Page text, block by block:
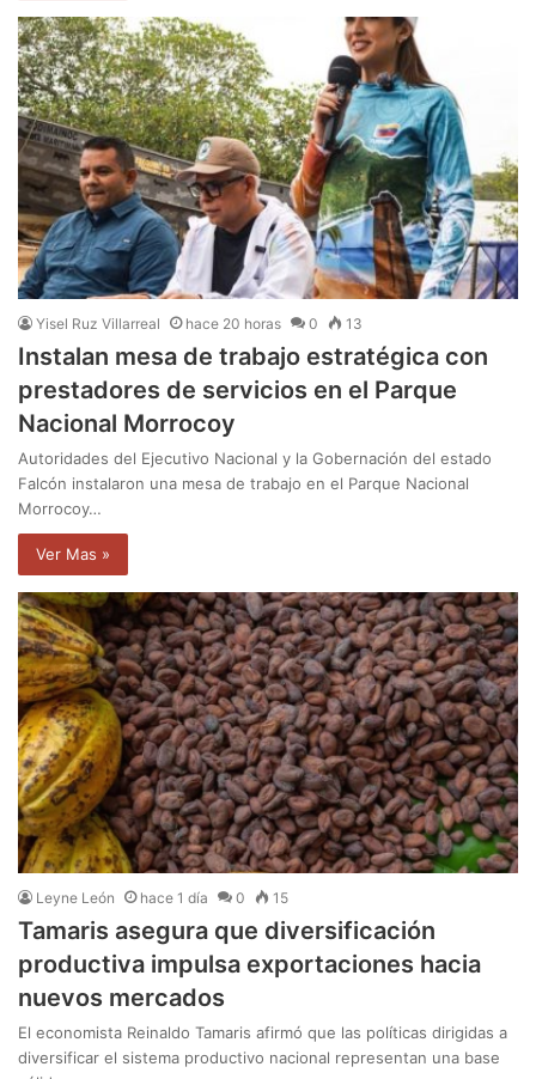
Yisel Ruz Villarreal hace 20 horas 0 13
Instalan mesa de trabajo estratégica con
prestadores de servicios en el Parque
Nacional Morrocoy
Autoridades del Ejecutivo Nacional y la Gobernación del estado
Falcón instalaron una mesa de trabajo en el Parque Nacional
Morrocoy…
Ver Mas »
Leyne León hace 1 día 0 15
Tamaris asegura que diversificación
productiva impulsa exportaciones hacia
nuevos mercados
El economista Reinaldo Tamaris afirmó que las políticas dirigidas a
diversificar el sistema productivo nacional representan una base